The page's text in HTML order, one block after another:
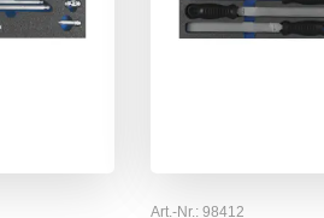
Art.-Nr.: 98412